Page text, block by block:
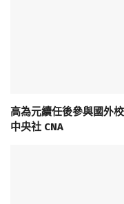
高為元續任後參與國外
中央社 CNA